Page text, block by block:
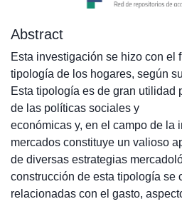
Abstract
Esta investigación se hizo con el
tipología de los hogares, según
Esta tipología es de gran utilidad
de las políticas sociales y
económicas y, en el campo de la
mercados constituye un valioso
de diversas estrategias
construcción de esta tipología se
relacionadas con el gasto,